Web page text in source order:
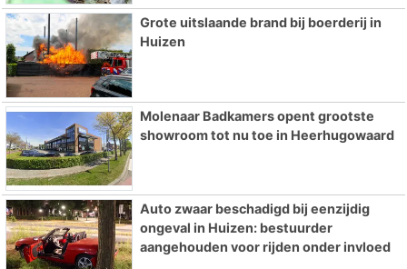
Grote uitslaande brand bij boerderij in
Huizen
Molenaar Badkamers opent grootste
showroom tot nu toe in Heerhugowaard
Auto zwaar beschadigd bij eenzijdig
ongeval in Huizen: bestuurder
aangehouden voor rijden onder invloed